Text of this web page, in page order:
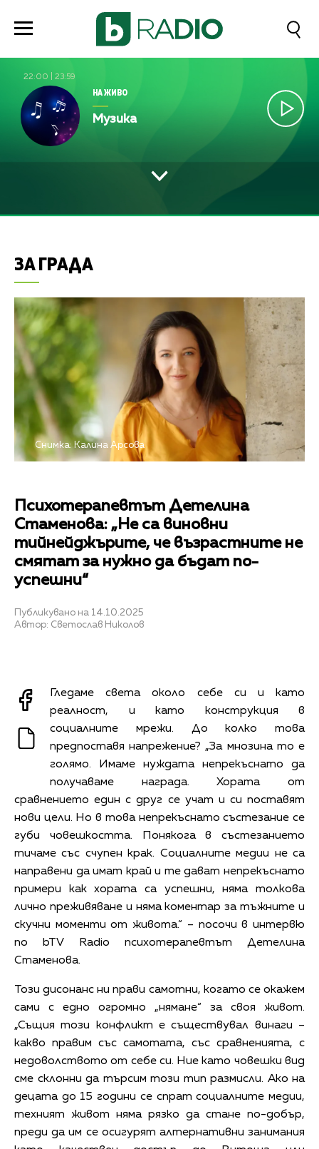
22:00 23:59
НА ЖИВО
Музика
ЗА ГРАДА
Снимка: Калина Арсова
Психотерапевтът Детелина
Стаменова: „Не са виновни
тийнейджърите, че възрастните не
смятат за нужно да бъдат по-
успешни“
Публикувано на 14.10.2025
Автор: Светослав Николов
Гледаме света около себе си и като
реалност, и като конструкция в
социалните мрежи. До колко това
предпоставя напрежение? „За мнозина то е
голямо. Имаме нуждата непрекъснато да
получаваме награда. Хората от
сравнението един с друг се учат и си поставят
нови цели. Но в това непрекъснато състезание се
губи човешкостта. Понякога в състезанието
тичаме със счупен крак. Социалните медии не са
направени да имат край и те дават непрекъснато
примери как хората са успешни, няма толкова
лично преживяване и няма коментар за тъжните и
скучни моменти от живота.“ – посочи в интервю
по bTV Radio психотерапевтът Детелина
Стаменова.
Този дисонанс ни прави самотни, когато се окажем
сами с едно огромно „нямане“ за своя живот.
„Същия този конфликт е съществувал винаги –
какво правим със самотата, със сравненията, с
недоволството от себе си. Ние като човешки вид
сме склонни да търсим този тип размисли. Ако на
децата до 15 години се спрат социалните медии,
техният живот няма рязко да стане по-добър,
преди да им се осигурят алтернативни занимания